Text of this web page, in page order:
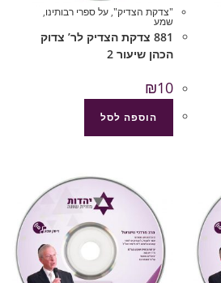
"צדקת הצדיק",על ספרי רבותינו,
שמע
881 צדקת הצדיק לר’ צדוק
הכהן שיעור 2
₪10
הוספה לסל